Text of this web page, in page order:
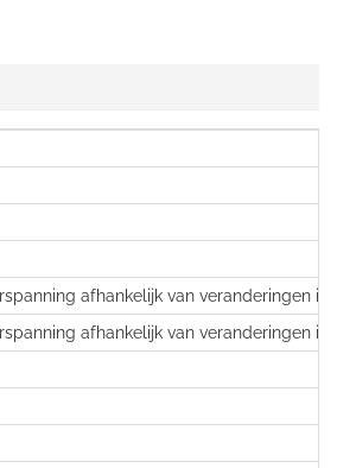
afhankelijk van veranderingen in
afhankelijk van veranderingen in